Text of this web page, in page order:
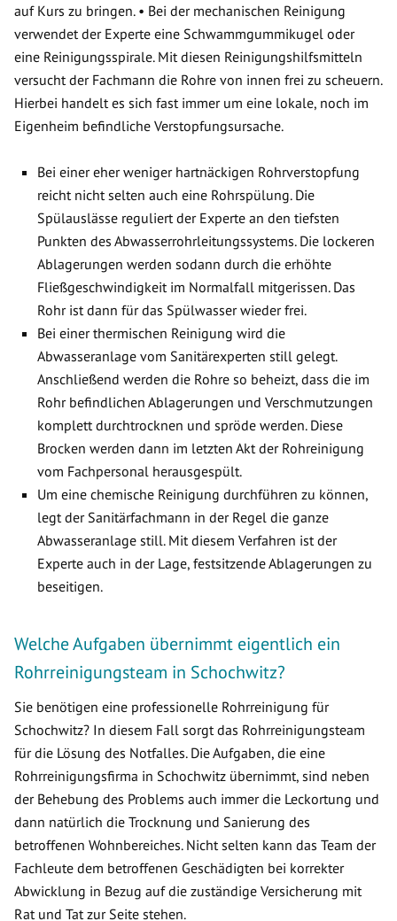
auf Kurs zu bringen. • Bei der mechanischen Reinigung
verwendet der Experte eine Schwammgummikugel oder
eine Reinigungsspirale. Mit diesen Reinigungshilfsmitteln
versucht der Fachmann die Rohre von innen frei zu scheuern.
Hierbei handelt es sich fast immer um eine lokale, noch im
Eigenheim befindliche Verstopfungsursache.
Bei einer eher weniger hartnäckigen Rohrverstopfung
reicht nicht selten auch eine Rohrspülung. Die
Spülauslässe reguliert der Experte an den tiefsten
Punkten des Abwasserrohrleitungssystems. Die lockeren
Ablagerungen werden sodann durch die erhöhte
Fließgeschwindigkeit im Normalfall mitgerissen. Das
Rohr ist dann für das Spülwasser wieder frei.
Bei einer thermischen Reinigung wird die
Abwasseranlage vom Sanitärexperten still gelegt.
Anschließend werden die Rohre so beheizt, dass die im
Rohr befindlichen Ablagerungen und Verschmutzungen
komplett durchtrocknen und spröde werden. Diese
Brocken werden dann im letzten Akt der Rohreinigung
vom Fachpersonal herausgespült.
Um eine chemische Reinigung durchführen zu können,
legt der Sanitärfachmann in der Regel die ganze
Abwasseranlage still. Mit diesem Verfahren ist der
Experte auch in der Lage, festsitzende Ablagerungen zu
beseitigen.
Welche Aufgaben übernimmt eigentlich ein
Rohrreinigungsteam in Schochwitz?
Sie benötigen eine professionelle Rohrreinigung für
Schochwitz? In diesem Fall sorgt das Rohrreinigungsteam
für die Lösung des Notfalles. Die Aufgaben, die eine
Rohrreinigungsfirma in Schochwitz übernimmt, sind neben
der Behebung des Problems auch immer die Leckortung und
dann natürlich die Trocknung und Sanierung des
betroffenen Wohnbereiches. Nicht selten kann das Team der
Fachleute dem betroffenen Geschädigten bei korrekter
Abwicklung in Bezug auf die zuständige Versicherung mit
Rat und Tat zur Seite stehen.